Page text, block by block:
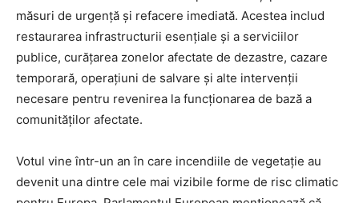
măsuri de urgență și refacere imediată. Acestea includ
restaurarea infrastructurii esențiale și a serviciilor
publice, curățarea zonelor afectate de dezastre, cazare
temporară, operațiuni de salvare și alte intervenții
necesare pentru revenirea la funcționarea de bază a
comunităților afectate.
Votul vine într-un an în care incendiile de vegetație au
devenit una dintre cele mai vizibile forme de risc climatic